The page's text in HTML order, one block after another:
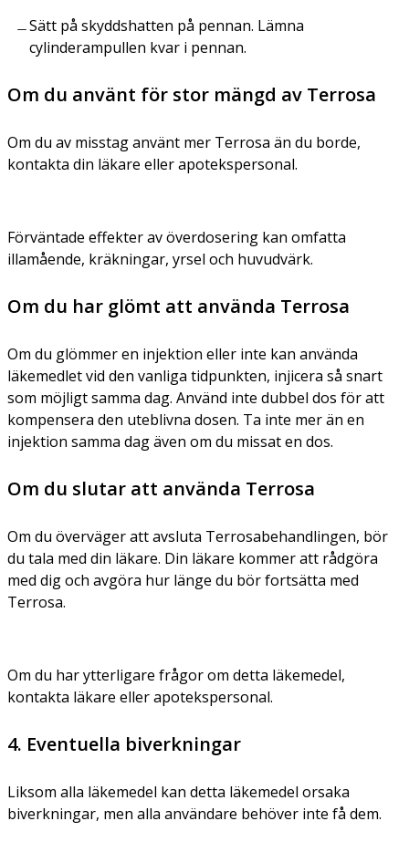
Sätt på skyddshatten på pennan. Lämna
cylinderampullen kvar i pennan.
Om du använt för stor mängd av Terrosa
Om du av misstag använt mer Terrosa än du borde,
kontakta din läkare eller apotekspersonal.
Förväntade effekter av överdosering kan omfatta
illamående, kräkningar, yrsel och huvudvärk.
Om du har glömt att använda Terrosa
Om du glömmer en injektion eller inte kan använda
läkemedlet vid den vanliga tidpunkten, injicera så snart
som möjligt samma dag. Använd inte dubbel dos för att
kompensera den uteblivna dosen. Ta inte mer än en
injektion samma dag även om du missat en dos.
Om du slutar att använda Terrosa
Om du överväger att avsluta Terrosabehandlingen, bör
du tala med din läkare. Din läkare kommer att rådgöra
med dig och avgöra hur länge du bör fortsätta med
Terrosa.
Om du har ytterligare frågor om detta läkemedel,
kontakta läkare eller apotekspersonal.
4. Eventuella biverkningar
Liksom alla läkemedel kan detta läkemedel orsaka
biverkningar, men alla användare behöver inte få dem.